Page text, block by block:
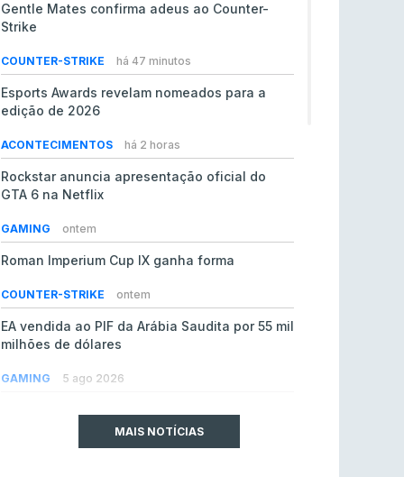
Gentle Mates confirma adeus ao Counter-
Strike
COUNTER-STRIKE há 47 minutos
Esports Awards revelam nomeados para a
edição de 2026
ACONTECIMENTOS há 2 horas
Rockstar anuncia apresentação oficial do
GTA 6 na Netflix
GAMING ontem
Roman Imperium Cup IX ganha forma
COUNTER-STRIKE ontem
EA vendida ao PIF da Arábia Saudita por 55 mil
milhões de dólares
GAMING 5 ago 2026
MAIS NOTÍCIAS